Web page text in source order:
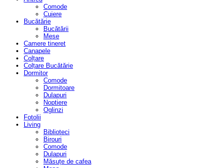
Comode
Cuiere
Bucătărie
Bucătării
Mese
Camere tineret
Canapele
Colțare
Colțare Bucătărie
Dormitor
Comode
Dormitoare
Dulapuri
Noptiere
Oglinzi
Fotolii
Living
Biblioteci
Birouri
Comode
Dulapuri
Măsuțe de cafea